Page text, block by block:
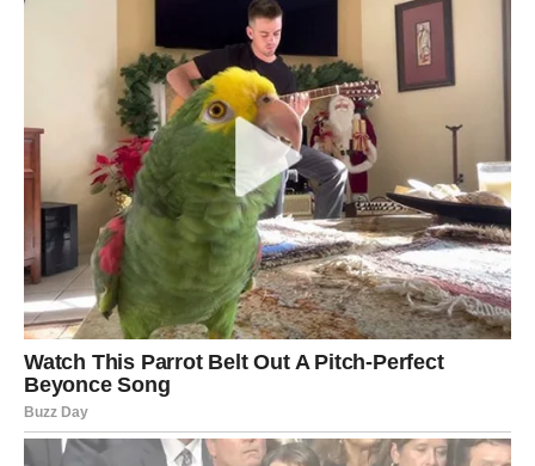
Ovo je početak perioda kada Ribe više ne gledaju unazad
— već samo napred.